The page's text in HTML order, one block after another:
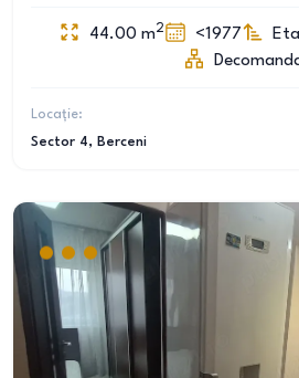
44.00 m2 <1977
Locație:
Sector 4, Berceni